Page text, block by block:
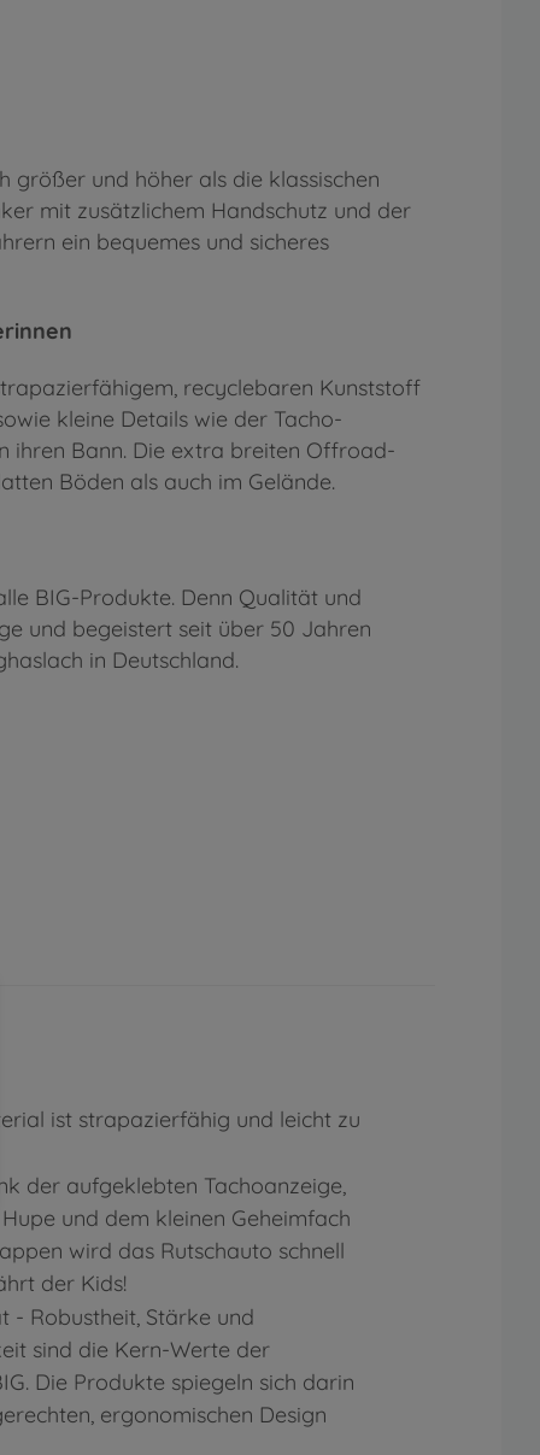
größer und höher als die klassischen
mit zusätzlichem Handschutz und der
ein bequemes und sicheres
recyclebaren Kunststoff
kleine Details wie der Tacho-
ihren Bann. Die extra breiten Offroad-
Böden als auch im Gelände.
BIG-Produkte. Denn Qualität und
und begeistert seit über 50 Jahren
in Deutschland.
ist strapazierfähig und leicht zu
der aufgeklebten Tachoanzeige,
und dem kleinen Geheimfach
wird das Rutschauto schnell
der Kids!
- Robustheit, Stärke und
sind die Kern-Werte der
Die Produkte spiegeln sich darin
ergonomischen Design